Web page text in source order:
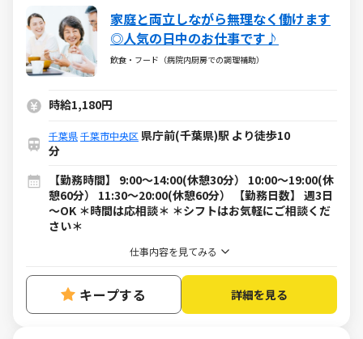
家庭と両立しながら無理なく働けます
◎人気の日中のお仕事です♪
飲食・フード（病院内厨房での調理補助）
時給1,180円
千葉県千葉市中央区 県庁前(千葉県)駅 より徒歩10
分
【勤務時間】 9:00～14:00(休憩30分） 10:00～19:00(休
憩60分） 11:30～20:00(休憩60分） 【勤務日数】 週3日
～OK ＊時間は応相談＊ ＊シフトはお気軽にご相談くだ
さい＊
仕事内容を見てみる
キープする 詳細を見る